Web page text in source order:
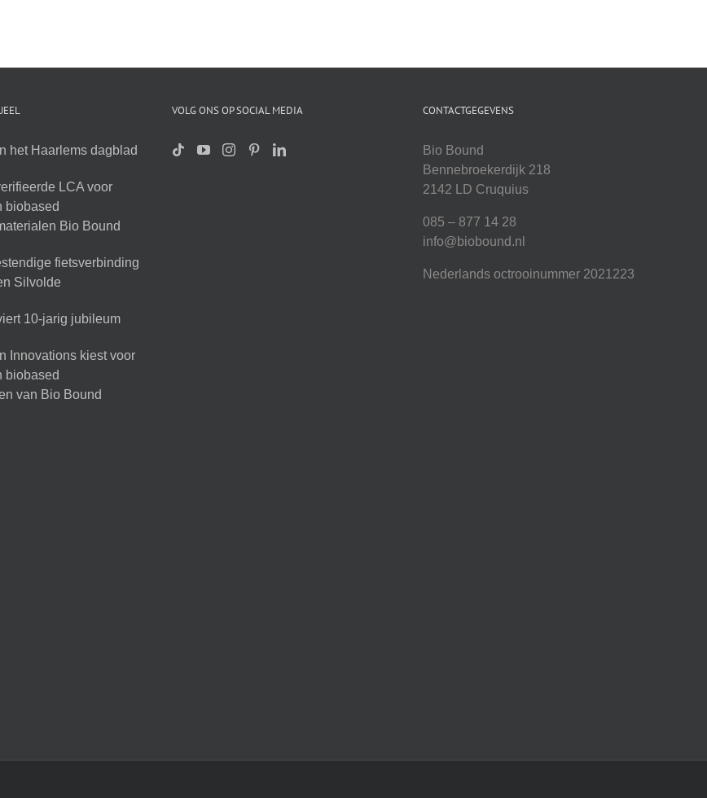
het Haarlems dagblad
LCA voor
biobased
Bio Bound
fietsverbinding
Silvolde
10-jarig jubileum
Innovations kiest voor
biobased
van Bio Bound
VOLG ONS OP SOCIAL MEDIA CONTACTGEGEVENS
Bio Bound
Bennebroekerdijk 218
2142 LD Cruquius
085 – 877 14 28
info@biobound.nl
Nederlands octrooinummer 2021223